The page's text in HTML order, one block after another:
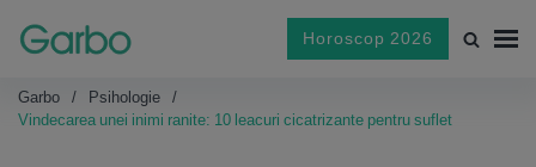
Horoscop 2026
Garbo
Psihologie
Vindecarea unei inimi ranite: 10 leacuri cicatrizante pentru suflet